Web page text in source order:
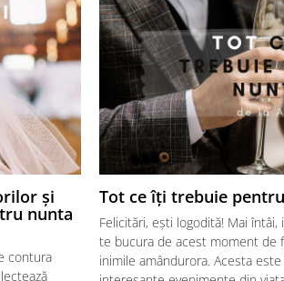
și
nunta
contura
Tot ce îți trebuie
Felicitări, ești logodită! Mai
te bucura de acest moment de
inimile amândurora. Acesta